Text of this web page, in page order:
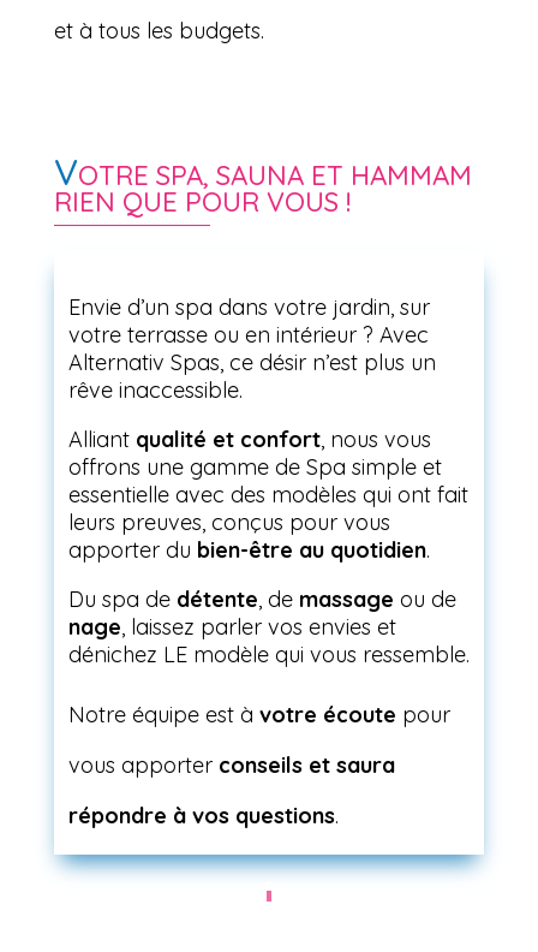
et à tous les budgets.
VOTRE SPA, SAUNA ET HAMMAM
RIEN QUE POUR VOUS !
Envie d’un spa dans votre jardin, sur
votre terrasse ou en intérieur ? Avec
Alternativ Spas, ce désir n’est plus un
rêve inaccessible.
Alliant qualité et confort, nous vous
offrons une gamme de Spa simple et
essentielle avec des modèles qui ont fait
leurs preuves, conçus pour vous
apporter du bien-être au quotidien.
Du spa de détente, de massage ou de
nage, laissez parler vos envies et
dénichez LE modèle qui vous ressemble.
Notre équipe est à votre écoute pour
vous apporter conseils et saura
répondre à vos questions.